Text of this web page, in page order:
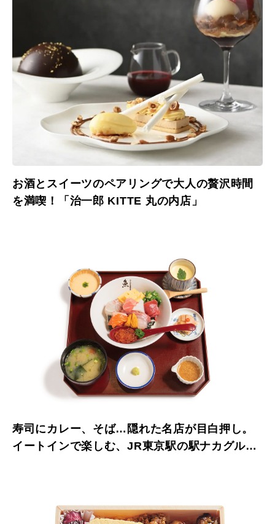
お酒とスイーツのペアリングで大人の贅沢時間
を満喫！「治一郎 KITTE 丸の内店」
寿司にカレー、そば…隠れた名店が目白押し。
イートインで楽しむ、JR東京駅の駅ナカグル